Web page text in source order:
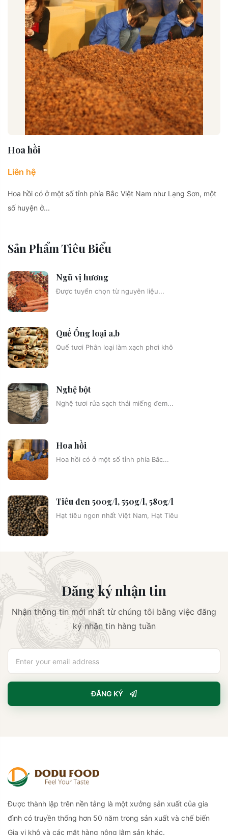
Hoa hồi
Liên hệ
Hoa hồi có ở một số tỉnh phía Bắc Việt Nam như Lạng Sơn, một
số huyện ở...
Sản Phẩm Tiêu Biểu
Ngũ vị hương
Được tuyển chọn từ nguyên liệu...
Quế Ống loại a,b
Quế tươi Phân loại làm xạch phơi khô
Nghệ bột
Nghệ tươi rửa sạch thái miếng đem...
Hoa hồi
Hoa hồi có ở một số tỉnh phía Bắc...
Tiêu đen 500g/l, 550g/l, 580g/l
Hạt tiêu ngon nhất Việt Nam, Hạt Tiêu
Đăng ký nhận tin
Nhận thông tin mới nhất từ chúng tôi bằng việc đăng
ký nhận tin hàng tuần
ĐĂNG KÝ
Được thành lập trên nền tảng là một xưởng sản xuất của gia
đình có truyền thống hơn 50 năm trong sản xuất và chế biến
Gia vị khô và các mặt hàng nông lâm sản khác.